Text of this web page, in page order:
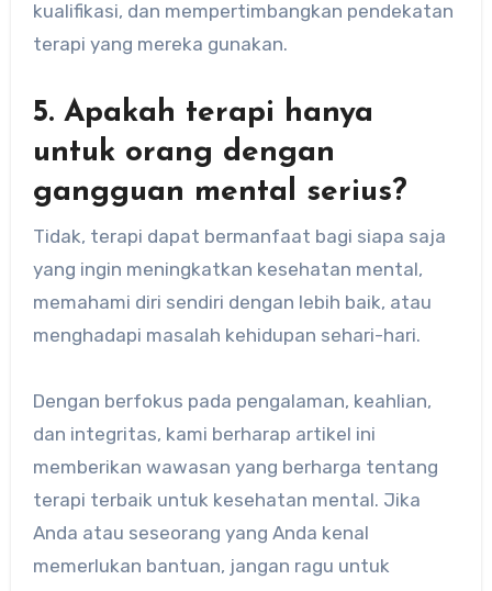
kualifikasi, dan mempertimbangkan pendekatan
terapi yang mereka gunakan.
5. Apakah terapi hanya
untuk orang dengan
gangguan mental serius?
Tidak, terapi dapat bermanfaat bagi siapa saja
yang ingin meningkatkan kesehatan mental,
memahami diri sendiri dengan lebih baik, atau
menghadapi masalah kehidupan sehari-hari.
Dengan berfokus pada pengalaman, keahlian,
dan integritas, kami berharap artikel ini
memberikan wawasan yang berharga tentang
terapi terbaik untuk kesehatan mental. Jika
Anda atau seseorang yang Anda kenal
memerlukan bantuan, jangan ragu untuk